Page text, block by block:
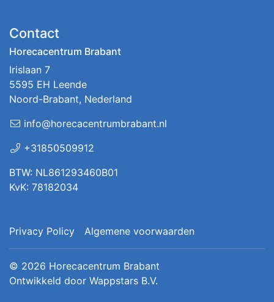
Contact
Horecacentrum Brabant
Irislaan 7
5595 EH Leende
Noord-Brabant, Nederland
info@horecacentrumbrabant.nl
+31850509912
BTW: NL861293460B01
KvK: 78182034
Privacy Policy Algemene voorwaarden
© 2026 Horecacentrum Brabant
Ontwikkeld door Wappstars B.V.